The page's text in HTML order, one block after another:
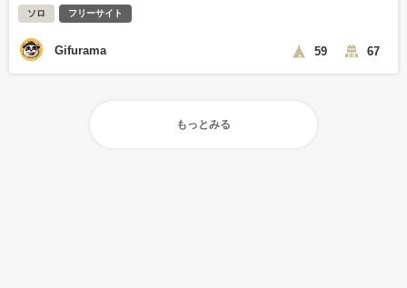
ソロ フリーサイト
Gifurama 59 67
もっとみる